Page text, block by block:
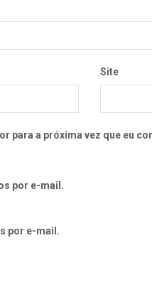
Site
para a próxima vez que eu
por e-mail.
por e-mail.